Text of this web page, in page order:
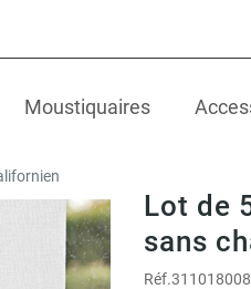
Moustiquaires
Lot de
sans
Réf.